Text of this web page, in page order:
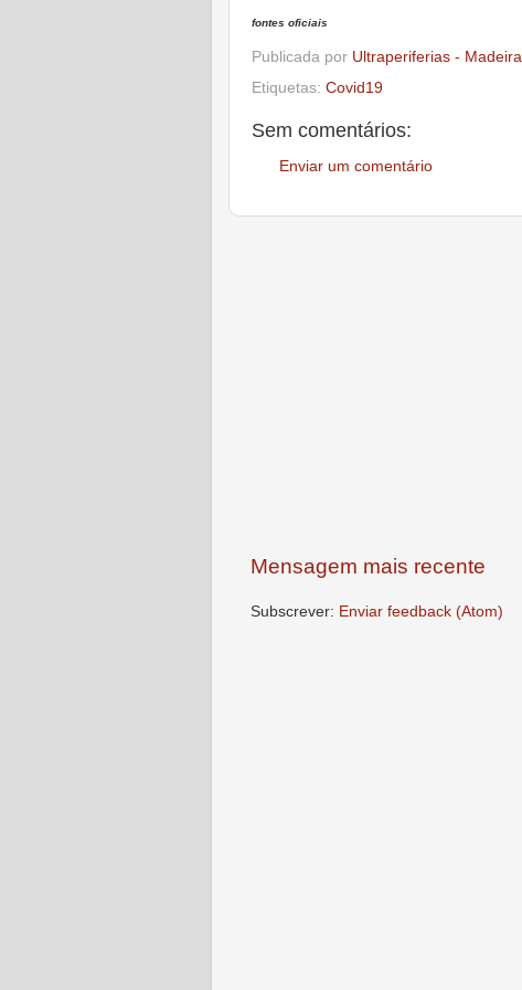
fontes oficiais
Publicada por Ultraperiferias - Madeira
Etiquetas: Covid19
Sem comentários:
Enviar um comentário
Mensagem mais recente
Subscrever: Enviar feedback (Atom)